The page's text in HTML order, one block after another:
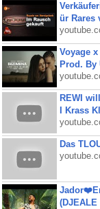
ür Rares
Voyage
Prod. By
REWI
I Krass
Das